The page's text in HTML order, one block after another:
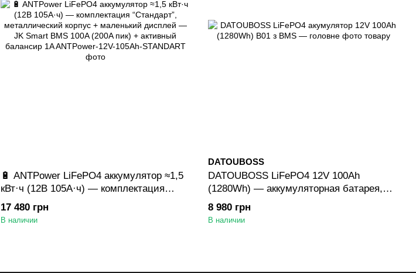
🔋 ANTPower LiFePO4 аккумулятор ≈1,5
кВт·ч (12В 105А·ч) — комплектация
“Стандарт”, металлический корпус +
маленький дисплей — JK Smart BMS
17 480 грн
В наличии
DATOUBOSS
DATOUBOSS LiFePO4 12V 100Ah
(1280Wh) — аккумуляторная батарея,
4000+ циклов, BMS, версия B01 (EU)
8 980 грн
В наличии